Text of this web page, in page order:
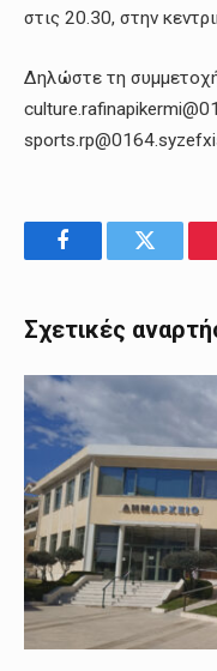
στις 20.30, στην
Δηλώστε τη
FacebookTwitter
Σχετικές